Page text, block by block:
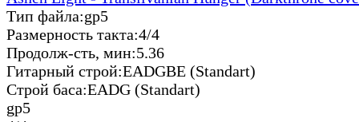
Тип файла:gp5
Размерность такта:4/4
Продолж-сть, мин:5.36
Гитарный строй:EADGBE (Standart)
Строй баса:EADG (Standart)
gp5